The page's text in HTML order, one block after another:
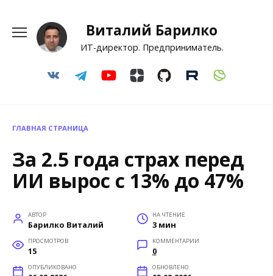
содержанию
Виталий Барилко
ИТ-директор. Предприниматель.
ГЛАВНАЯ СТРАНИЦА
За 2.5 года страх перед
ИИ вырос с 13% до 47%
АВТОР
Барилко Виталий
НА ЧТЕНИЕ
3 мин
ПРОСМОТРОВ
15
КОММЕНТАРИИ
0
ОПУБЛИКОВАНО ОБНОВЛЕНО